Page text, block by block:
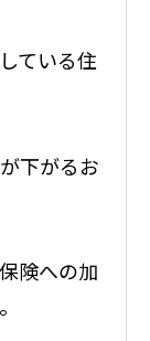
ている住
下がるお
険への加